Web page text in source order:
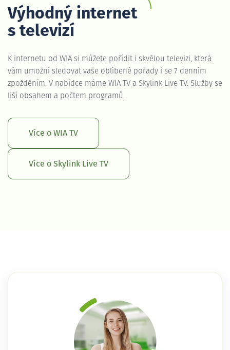
Výhodný internet
s televizí
K internetu od WIA si můžete pořídit i skvělou televizi, která
vám umožní sledovat vaše oblíbené pořady i se 7 denním
zpožděním. V nabídce máme WIA TV a Skylink Live TV. Služby se
liší obsahem a počtem programů.
Více o WIA TV
Více o Skylink Live TV